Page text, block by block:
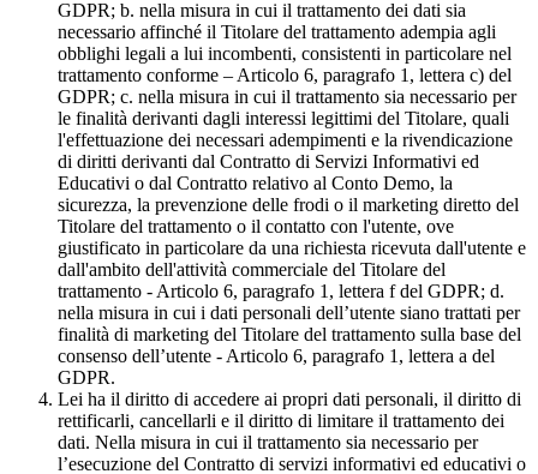
GDPR; b. nella misura in cui il trattamento dei dati sia
necessario affinché il Titolare del trattamento adempia agli
obblighi legali a lui incombenti, consistenti in particolare nel
trattamento conforme – Articolo 6, paragrafo 1, lettera c) del
GDPR; c. nella misura in cui il trattamento sia necessario per
le finalità derivanti dagli interessi legittimi del Titolare, quali
l'effettuazione dei necessari adempimenti e la rivendicazione
di diritti derivanti dal Contratto di Servizi Informativi ed
Educativi o dal Contratto relativo al Conto Demo, la
sicurezza, la prevenzione delle frodi o il marketing diretto del
Titolare del trattamento o il contatto con l'utente, ove
giustificato in particolare da una richiesta ricevuta dall'utente e
dall'ambito dell'attività commerciale del Titolare del
trattamento - Articolo 6, paragrafo 1, lettera f del GDPR; d.
nella misura in cui i dati personali dell’utente siano trattati per
finalità di marketing del Titolare del trattamento sulla base del
consenso dell’utente - Articolo 6, paragrafo 1, lettera a del
GDPR.
Lei ha il diritto di accedere ai propri dati personali, il diritto di
rettificarli, cancellarli e il diritto di limitare il trattamento dei
dati. Nella misura in cui il trattamento sia necessario per
l’esecuzione del Contratto di servizi informativi ed educativi o